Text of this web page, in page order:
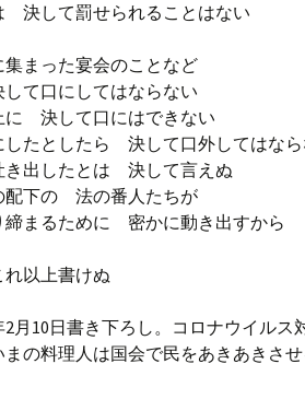
決して罰せられることはない
集まった宴会のことなど
て口にしてはならない
に 決して口にはできない
したとしたら 決して口外してはな
き出したとは 決して言えぬ
配下の 法の番人たちが
締まるために 密かに動き出すから
以上書けぬ
2月10日書き下ろし。コロナウイル
まの料理人は国会で民をあきあきさ